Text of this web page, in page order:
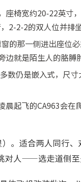
座椅宽约20-22英寸
2-2-2的双人位并排
那一侧进出座位
就是陌生人的胳膊
数仍是嵌入式，尺
晨起飞的CA963会
适合两人同行、
对人——选走道侧至